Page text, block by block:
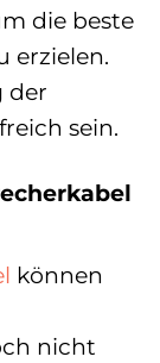
die beste
erzielen.
der
sein.
können
nicht